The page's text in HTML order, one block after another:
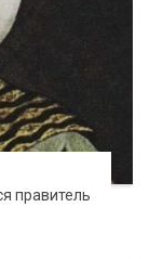
правитель